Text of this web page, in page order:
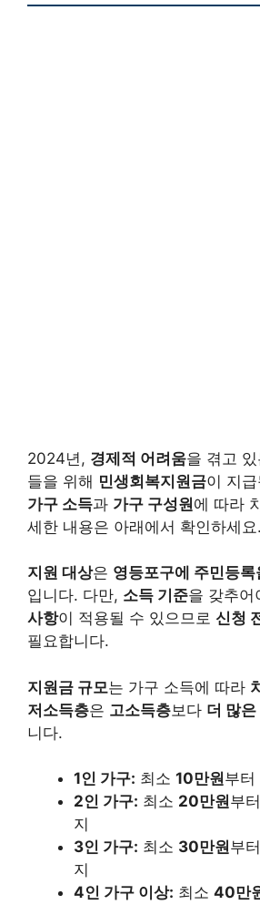
2024년, 경제적 어려움을 겪고
들을 위해 민생회복지원금이 지
가구 소득과 가구 구성원에 따라
세한 내용은 아래에서 확인하세요.
지원 대상은 영등포구에 주민등록
입니다. 다만, 소득 기준을 갖추어
사항이 적용될 수 있으므로 신청
필요합니다.
지원금 규모는 가구 소득에 따라
저소득층은 고소득층보다 더 많
니다.
1인 가구: 최소 10만원부터
2인 가구: 최소 20만원부
지
3인 가구: 최소 30만원부
지
4인 가구 이상: 최소 40만